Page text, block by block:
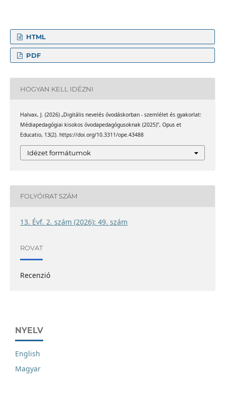
HTML
PDF
HOGYAN KELL IDÉZNI
Halvax, J. (2026) „Digitális nevelés óvodáskorban - szemlélet és gyakorlat:
Médiapedagógiai kisokos óvodapedagógusoknak (2025)”, Opus et
Educatio, 13(2). https://doi.org/10.3311/ope.43488
Idézet formátumok
FOLYÓIRAT SZÁM
13. Évf. 2. szám (2026): 49. szám
ROVAT
Recenzió
NYELV
English
Magyar